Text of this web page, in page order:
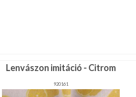
Lenvászon imitáció - Citrom
920161